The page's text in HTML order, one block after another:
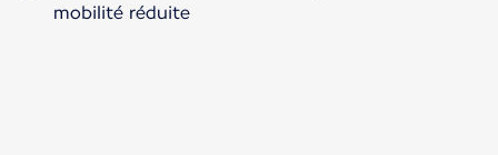
mobilité réduite